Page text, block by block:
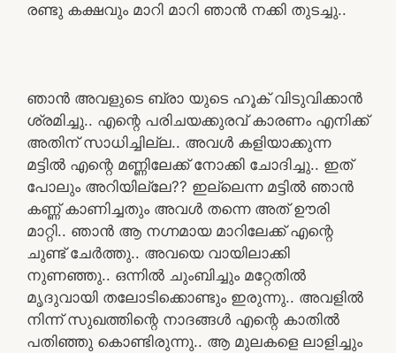
രണ്ടു കക്ഷവും മാറി മാറി ഞാൻ നക്കി തുടച്ചു..
ഞാൻ അവളുടെ ബ്രാ യുടെ ഹൂക് വിടുവിക്കാൻ
ശ്രമിച്ചു.. എന്റെ പരിചയക്കുരവ് കാരണം എനിക്ക്
അതിന് സാധിച്ചില്ല.. അവൾ കളിയാക്കുന്ന
മട്ടിൽ എന്റെ മണ്ണിലേക്ക് നോക്കി ചോദിച്ചു.. ഇത്
പോലും അറിയില്ലേ?? ഇല്ലെന്ന മട്ടിൽ ഞാൻ
കണ്ണ് കാണിച്ചതും അവൾ തന്നെ അത് ഊരി
മാറ്റി.. ഞാൻ ആ നഗ്നമായ മാറിലേക്ക് എന്റെ
ചുണ്ട് ചേർത്തു.. അവയെ വായിലാക്കി
നുണഞ്ഞു.. ഒന്നിൽ ചുംബിച്ചും മറ്റേതിൽ
മൃദുവായി തലോടിക്കൊണ്ടും ഇരുന്നു.. അവളിൽ
നിന്ന് സുഖത്തിന്റെ നാദങ്ങൾ എന്റെ കാതിൽ
പതിഞ്ഞു കൊണ്ടിരുന്നു.. ആ മുലകളെ ലാളിച്ചും